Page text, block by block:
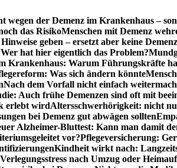
wegen der Demenz im Krankenhaus –
das RisikoMenschen mit Demenz
geben – ersetzt aber keine
hat hier eigentlich das Problem?
Krankenhaus: Warum Führungskräfte
Was sich ändern könnte
Nach dem Vorfall nicht einfach
Auch frühe Demenzen sind oft mit
erlebt wirdAltersschwerhörigkeit: nicht
bei Demenz gut abwägen sollten
Alzheimer-Bluttest: Kann man damit
vor?Pflegeversicherung:
Kindheit wirkt nach:
Verlegungsstress nach Umzug oder